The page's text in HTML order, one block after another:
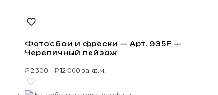
Фотообои и фрески — Арт. 935F —
Черепичный пейзаж
₽2 300 –₽12 000 за кв.м.